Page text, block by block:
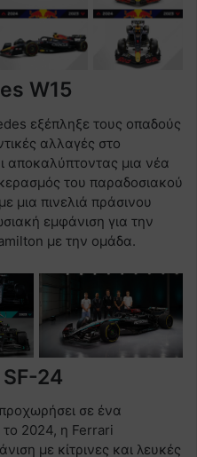
W15
εξέπληξε τους οπαδούς
αλλαγές στο
αποκαλύπτοντας μια νέα
του παραδοσιακού
μια πινελιά πράσινου
εμφάνιση για την
με την ομάδα.
24
σε ένα
το 2024, η Ferrari
με κίτρινες και λευκές